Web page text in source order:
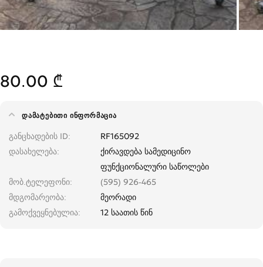
80.00 ₾
ᲓᲐᲛᲐᲢᲔᲑᲘᲗᲘ ᲘᲜᲤᲝᲠᲛᲐᲪᲘᲐ
განცხადების ID
RF165092
დასახელება
ქირავდება სამედიცინო
ფუნქციონალური საწოლები
მობ.ტელეფონი
(595) 926-465
მდგომარეობა
მეორადი
გამოქვეყნებულია
12 საათის წინ